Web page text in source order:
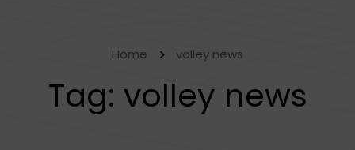
Home volley news
Tag: volley news